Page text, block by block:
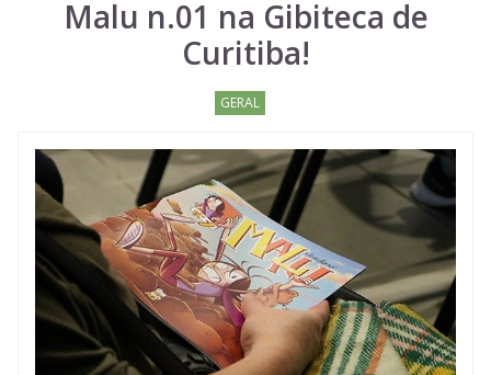
Malu n.01 na Gibiteca de
Curitiba!
GERAL